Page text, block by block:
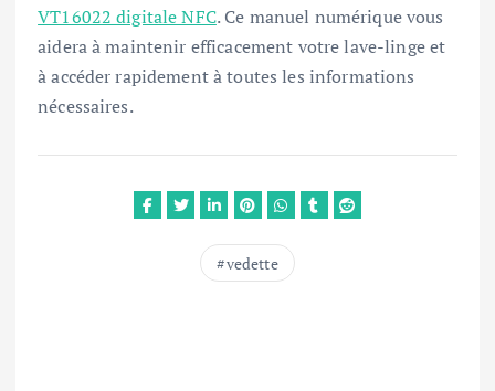
VT16022 digitale NFC. Ce manuel numérique vous
aidera à maintenir efficacement votre lave-linge et
à accéder rapidement à toutes les informations
nécessaires.
vedette